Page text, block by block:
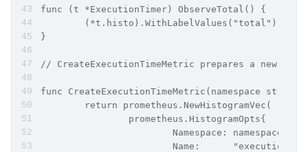
func (t *ExecutionTimer) ObserveTotal() {
}
// CreateExecutionTimeMetric prepares a new
func CreateExecutionTimeMetric(namespace
	return prometheus.NewHistogramVec(
		prometheus.HistogramOpts{
			Namespace: namespace,
Name: